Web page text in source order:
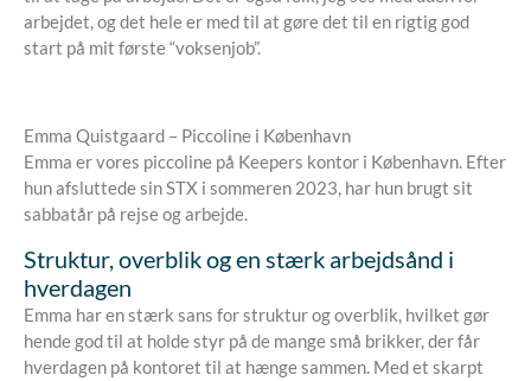
arbejdet, og det hele er med til at gøre det til en rigtig god
start på mit første “voksenjob”.
Emma Quistgaard – Piccoline i København
Emma er vores piccoline på Keepers kontor i København. Efter
hun afsluttede sin STX i sommeren 2023, har hun brugt sit
sabbatår på rejse og arbejde.
Struktur, overblik og en stærk arbejdsånd i
hverdagen
Emma har en stærk sans for struktur og overblik, hvilket gør
hende god til at holde styr på de mange små brikker, der får
hverdagen på kontoret til at hænge sammen. Med et skarpt